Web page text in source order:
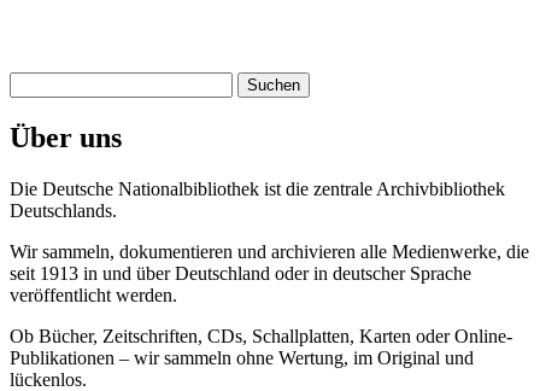
nach:
Über uns
Die Deutsche Nationalbibliothek ist die zentrale Archivbibliothek
Deutschlands.
Wir sammeln, dokumentieren und archivieren alle Medienwerke, die
seit 1913 in und über Deutschland oder in deutscher Sprache
veröffentlicht werden.
Ob Bücher, Zeitschriften, CDs, Schallplatten, Karten oder Online-
Publikationen – wir sammeln ohne Wertung, im Original und
lückenlos.